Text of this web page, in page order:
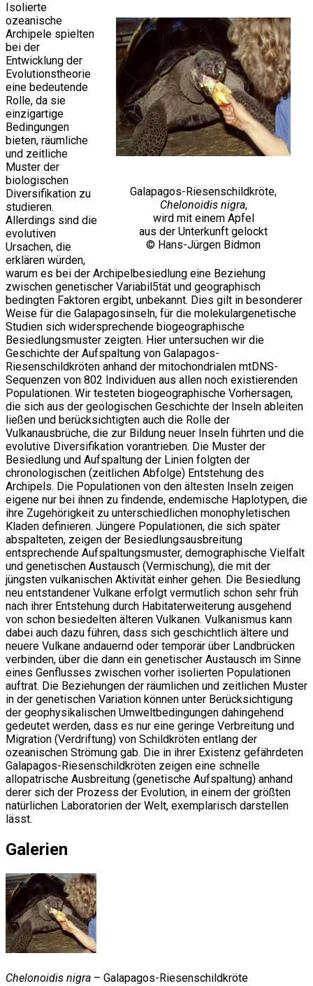
Galapagos-Riesenschildkröte,
Chelonoidis nigra,
wird mit einem Apfel
aus der Unterkunft gelockt
© Hans-Jürgen Bidmon
Isolierte
ozeanische
Archipele spielten
bei der
Entwicklung der
Evolutionstheorie
eine bedeutende
Rolle, da sie
einzigartige
Bedingungen
bieten, räumliche
und zeitliche
Muster der
biologischen
Diversifikation zu
studieren.
Allerdings sind die
evolutiven
Ursachen, die
erklären würden,
warum es bei der Archipelbesiedlung eine Beziehung
zwischen genetischer Variabil5tät und geographisch
bedingten Faktoren ergibt, unbekannt. Dies gilt in besonderer
Weise für die Galapagosinseln, für die molekulargenetische
Studien sich widersprechende biogeographische
Besiedlungsmuster zeigten. Hier untersuchen wir die
Geschichte der Aufspaltung von Galapagos-
Riesenschildkröten anhand der mitochondrialen mtDNS-
Sequenzen von 802 Individuen aus allen noch existierenden
Populationen. Wir testeten biogeographische Vorhersagen,
die sich aus der geologischen Geschichte der Inseln ableiten
ließen und berücksichtigten auch die Rolle der
Vulkanausbrüche, die zur Bildung neuer Inseln führten und die
evolutive Diversifikation vorantrieben. Die Muster der
Besiedlung und Aufspaltung der Linien folgten der
chronologischen (zeitlichen Abfolge) Entstehung des
Archipels. Die Populationen von den ältesten Inseln zeigen
eigene nur bei ihnen zu findende, endemische Haplotypen, die
ihre Zugehörigkeit zu unterschiedlichen monophyletischen
Kladen definieren. Jüngere Populationen, die sich später
abspalteten, zeigen der Besiedlungsausbreitung
entsprechende Aufspaltungsmuster, demographische Vielfalt
und genetischen Austausch (Vermischung), die mit der
jüngsten vulkanischen Aktivität einher gehen. Die Besiedlung
neu entstandener Vulkane erfolgt vermutlich schon sehr früh
nach ihrer Entstehung durch Habitaterweiterung ausgehend
von schon besiedelten älteren Vulkanen. Vulkanismus kann
dabei auch dazu führen, dass sich geschichtlich ältere und
neuere Vulkane andauernd oder temporär über Landbrücken
verbinden, über die dann ein genetischer Austausch im Sinne
eines Genflusses zwischen vorher isolierten Populationen
auftrat. Die Beziehungen der räumlichen und zeitlichen Muster
in der genetischen Variation können unter Berücksichtigung
der geophysikalischen Umweltbedingungen dahingehend
gedeutet werden, dass es nur eine geringe Verbreitung und
Migration (Verdriftung) von Schildkröten entlang der
ozeanischen Strömung gab. Die in ihrer Existenz gefährdeten
Galapagos-Riesenschildkröten zeigen eine schnelle
allopatrische Ausbreitung (genetische Aufspaltung) anhand
derer sich der Prozess der Evolution, in einem der größten
natürlichen Laboratorien der Welt, exemplarisch darstellen
lässt.
Galerien
Chelonoidis nigra – Galapagos-Riesenschildkröte